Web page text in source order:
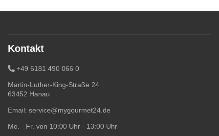
Kontakt
+49 6181 490 066 0
Martin-Luther-King-Straße 24
63452 Hanau
Email: service@mygourmet24.de
Mo. - Fr. von 10:00 Uhr - 13:00 Uhr